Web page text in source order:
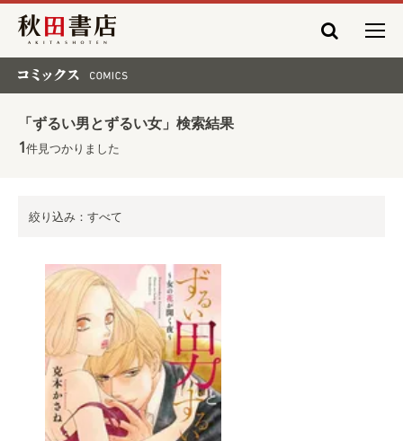
秋田書店
「ずるい男とずるい女」検索結果
1件見つかりました
絞り込み：すべて